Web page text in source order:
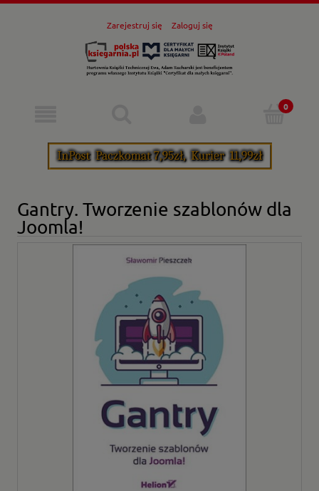
Zarejestruj się Zaloguj się
Gantry. Tworzenie szablonów dla
Joomla!